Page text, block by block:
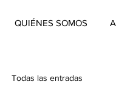
QUIÉNES SOMOS
Todas las entradas